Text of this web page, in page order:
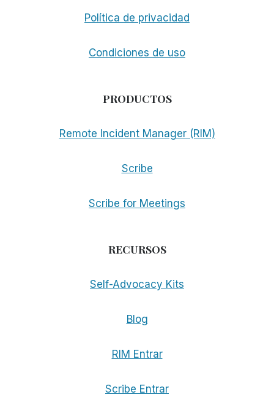
Política de privacidad
Condiciones de uso
PRODUCTOS
Remote Incident Manager (RIM)
Scribe
Scribe for Meetings
RECURSOS
Self-Advocacy Kits
Blog
RIM Entrar
Scribe Entrar